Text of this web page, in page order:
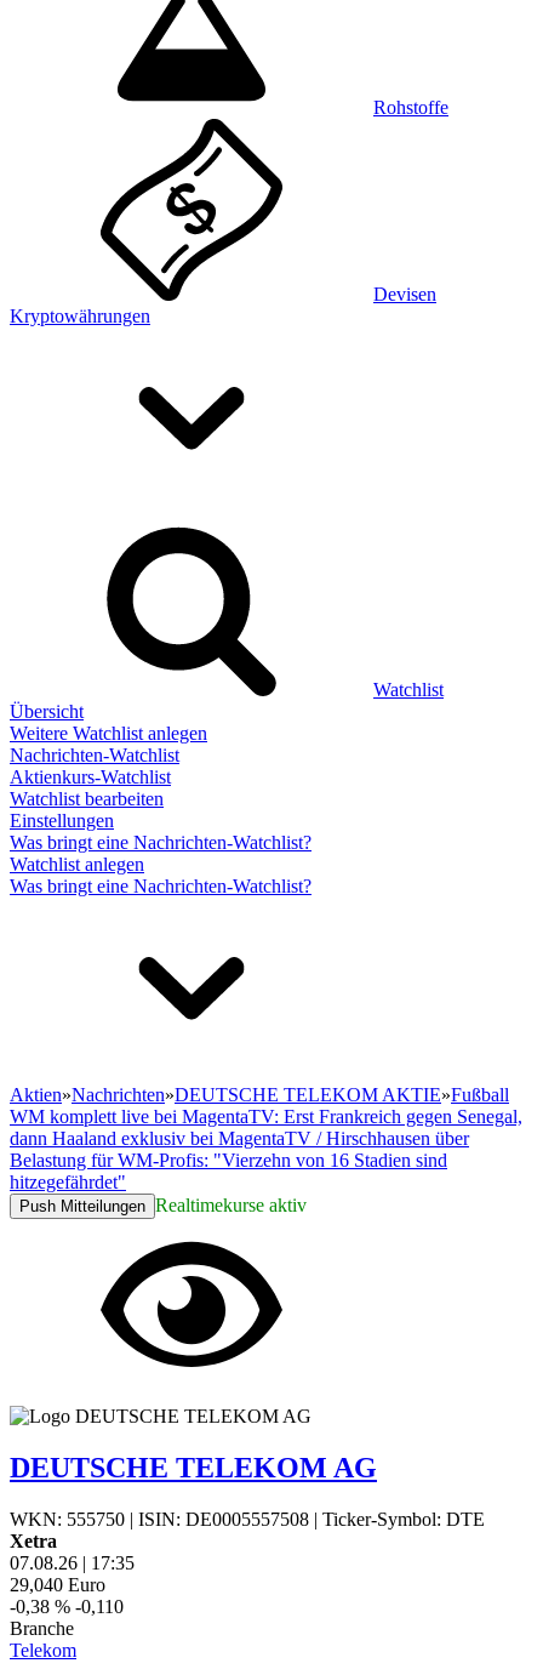
Rohstoffe
Devisen
Kryptowährungen
Watchlist
Übersicht
Weitere Watchlist anlegen
Nachrichten-Watchlist
Aktienkurs-Watchlist
Watchlist bearbeiten
Einstellungen
Was bringt eine Nachrichten-Watchlist?
Watchlist anlegen
Was bringt eine Nachrichten-Watchlist?
Aktien»Nachrichten»DEUTSCHE TELEKOM AKTIE»Fußball
WM komplett live bei MagentaTV: Erst Frankreich gegen Senegal,
dann Haaland exklusiv bei MagentaTV / Hirschhausen über
Belastung für WM-Profis: "Vierzehn von 16 Stadien sind
hitzegefährdet"
Push Mitteilungen Realtimekurse aktiv
DEUTSCHE TELEKOM AG
WKN: 555750 | ISIN: DE0005557508 | Ticker-Symbol: DTE
Xetra
07.08.26 | 17:35
29,040 Euro
-0,38 % -0,110
Branche
Telekom